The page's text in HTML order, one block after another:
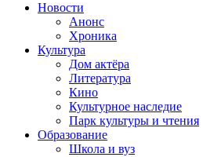
Новости
Анонс
Хроника
Культура
Дом актёра
Литература
Кино
Культурное наследие
Парк культуры и чтения
Образование
Школа и вуз